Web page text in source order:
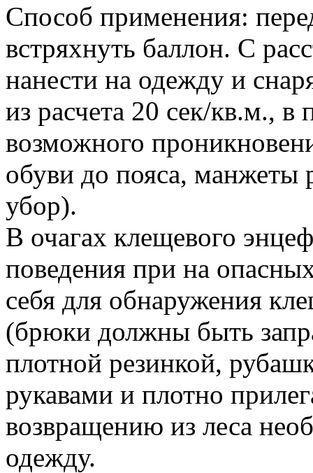
Способ применения:
встряхнуть баллон. С
нанести на одежду и
из расчета 20 сек/кв.м., в
возможного
обуви до пояса, манжеты
убор).
В очагах клещевого
поведения при на
себя для обнаружения
(брюки должны быть
плотной резинкой,
рукавами и плотно
возвращению из леса
одежду.